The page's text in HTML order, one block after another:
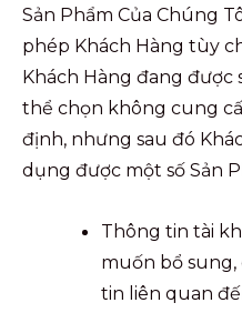
Sản Phẩm Của Chúng
phép Khách Hàng tùy
Khách Hàng đang được
thể chọn không cung
định, nhưng sau đó
dụng được một số Sản
Thông tin tài
muốn bổ sung,
tin liên quan